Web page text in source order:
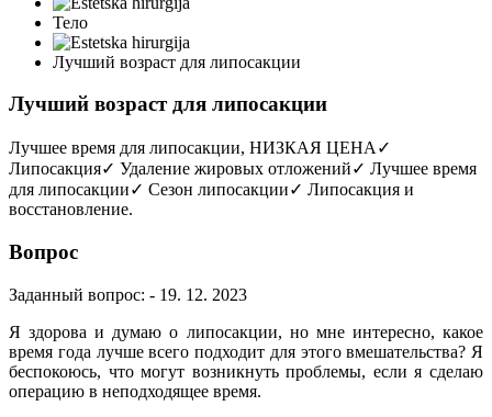
Тело
Лучший возраст для липосакции
Лучший возраст для липосакции
Лучшее время для липосакции, НИЗКАЯ ЦЕНА✓
Липосакция✓ Удаление жировых отложений✓ Лучшее время
для липосакции✓ Сезон липосакции✓ Липосакция и
восстановление.
Вопрос
Заданный вопрос: - 19. 12. 2023
Я здорова и думаю о липосакции, но мне интересно, какое
время года лучше всего подходит для этого вмешательства? Я
беспокоюсь, что могут возникнуть проблемы, если я сделаю
операцию в неподходящее время.